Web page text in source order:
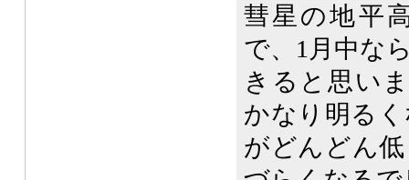
彗星の地平
で、1月中な
きると思い
かなり明る
がどんどん